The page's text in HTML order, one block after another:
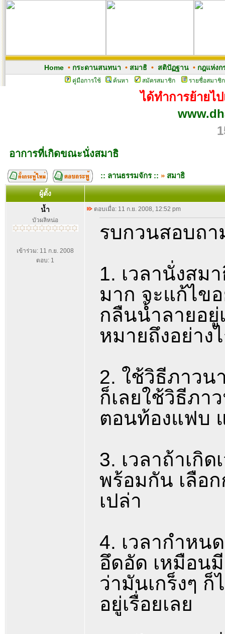
Home• กระดานสนทนา • สมาธิ• สติปัฏฐาน• กฎแห่งก
คู่มือการใช้ ค้นหา สมัครสมาชิก รายชื่อสมาชิก
ได้ทำการย้ายไ
อาการที่เกิดขณะนั่งสมาธิ
:: ลานธรรมจักร :: » สมาธิ
ผู้ตั้ง
น้ำ
บัวผลิหน่อ
เข้าร่วม: 11 ก.ย. 2008
ตอบ: 1
ตอบเมื่อ: 11 ก.ย. 2008, 12:52 pm
รบกวนสอบถา
1. เวลานั่งสม
มาก จะแก้ไข
กลืนน้ำลายอยู่
หมายถึงอย่าง
2. ใช้วิธีภาว
ก็เลยใช้วิธีภา
ตอนท้องแฟบ
3. เวลาถ้าเกิ
พร้อมกัน เลือ
เปล่า
4. เวลากำหน
อึดอัด เหมือน
ว่ามันเกร็งๆ
อยู่เรื่อยเลย